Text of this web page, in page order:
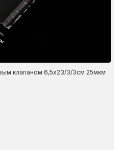
клапаном 6,5х23/3/3см 25мкм